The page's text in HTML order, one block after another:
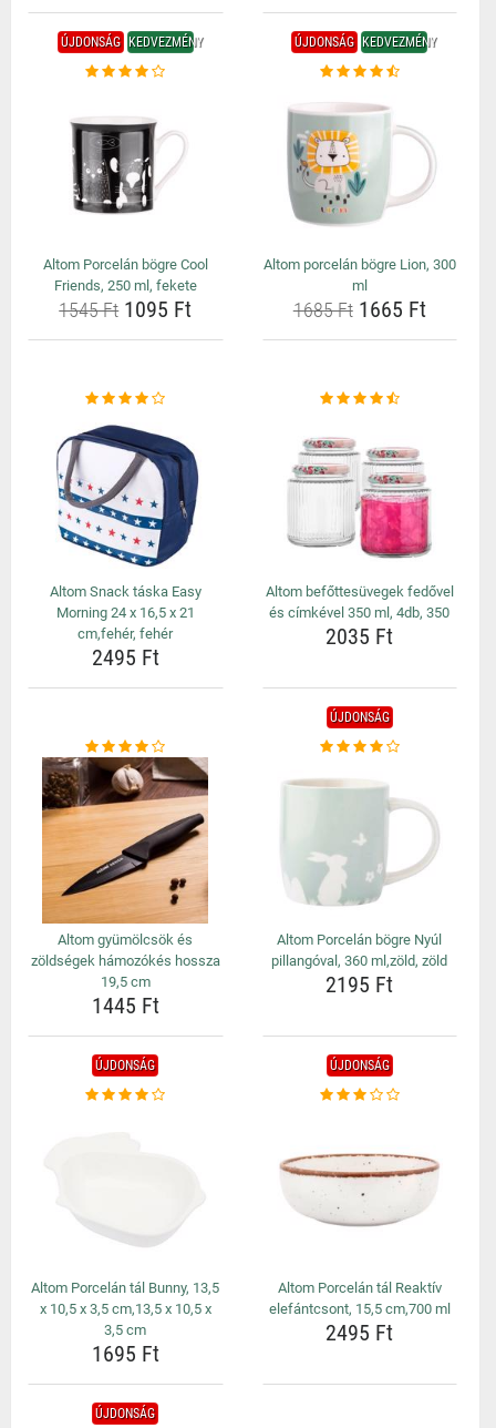
ÚJDONSÁG KEDVEZMÉNY
Altom Porcelán bögre Cool
Friends, 250 ml, fekete
1545 Ft1095 Ft
ÚJDONSÁG KEDVEZMÉNY
Altom porcelán bögre Lion, 300
ml
1685 Ft1665 Ft
Altom Snack táska Easy
Morning 24 x 16,5 x 21
cm,fehér, fehér
2495 Ft
Altom befőttesüvegek fedővel
és címkével 350 ml, 4db, 350
2035 Ft
Altom gyümölcsök és
zöldségek hámozókés hossza
19,5 cm
1445 Ft
ÚJDONSÁG
Altom Porcelán bögre Nyúl
pillangóval, 360 ml,zöld, zöld
2195 Ft
ÚJDONSÁG
Altom Porcelán tál Bunny, 13,5
x 10,5 x 3,5 cm,13,5 x 10,5 x
3,5 cm
1695 Ft
ÚJDONSÁG
Altom Porcelán tál Reaktív
elefántcsont, 15,5 cm,700 ml
2495 Ft
ÚJDONSÁG